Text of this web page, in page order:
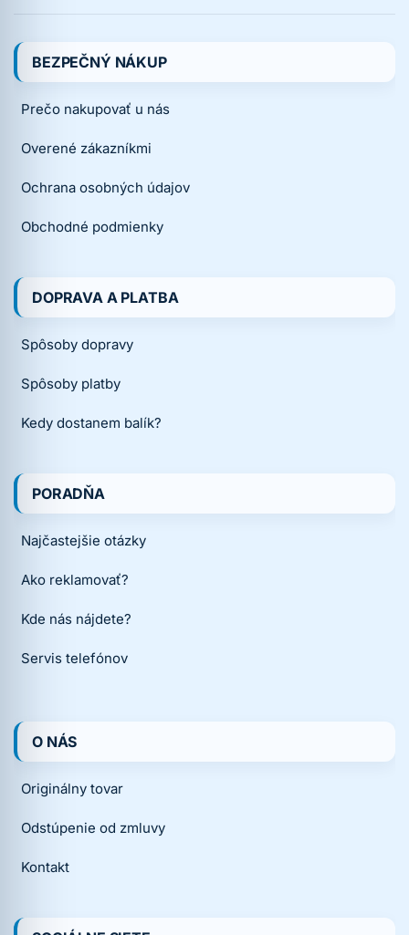
BEZPEČNÝ NÁKUP
Prečo nakupovať u nás
Overené zákazníkmi
Ochrana osobných údajov
Obchodné podmienky
DOPRAVA A PLATBA
Spôsoby dopravy
Spôsoby platby
Kedy dostanem balík?
PORADŇA
Najčastejšie otázky
Ako reklamovať?
Kde nás nájdete?
Servis telefónov
O NÁS
Originálny tovar
Odstúpenie od zmluvy
Kontakt